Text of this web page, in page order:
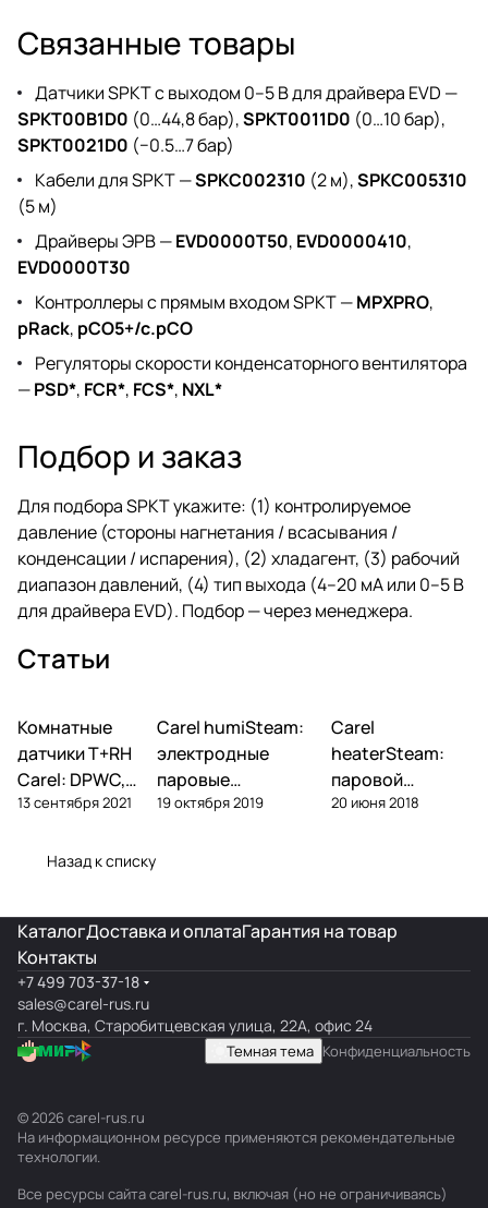
Связанные товары
Датчики SPKT с выходом 0–5 В для драйвера EVD —
SPKT00B1D0 (0…44,8 бар),SPKT0011D0 (0…10 бар),
SPKT0021D0 (−0.5…7 бар)
Кабели для SPKT —SPKC002310 (2 м),SPKC005310
(5 м)
Драйверы ЭРВ —EVD0000T50, EVD0000410,
EVD0000T30
Контроллеры с прямым входом SPKT —MPXPRO,
pRack, pCO5+/c.pCO
Регуляторы скорости конденсаторного вентилятора
—PSD*, FCR*, FCS*, NXL*
Подбор и заказ
Для подбора SPKT укажите: (1) контролируемое
давление (стороны нагнетания / всасывания /
конденсации / испарения), (2) хладагент, (3) рабочий
диапазон давлений, (4) тип выхода (4–20 мА или 0–5 В
для драйвера EVD). Подбор — черезменеджера.
Статьи
Автоматика и
контроллеры
Комнатные
датчики T+RH
Carel: DPWC,
DPDC, ASWC —
13 сентября 2021
Увлажнение
Carel humiSteam:
электродные
паровые
увлажнители —
19 октября 2019
Увлажнение
Carel
heaterSteam:
паровой
увлажнитель с
20 июня 2018
Назад к списку
КаталогДоставка и оплатаГарантия на товар
Контакты
+7 499 703-37-18
sales@carel-rus.ru
г. Москва, Старобитцевская улица, 22А, офис 24
Темная тема Конфиденциальность
© 2026 carel-rus.ru
На информационном ресурсе применяются рекомендательные
технологии.
Все ресурсы сайта carel-rus.ru, включая (но не ограничиваясь)